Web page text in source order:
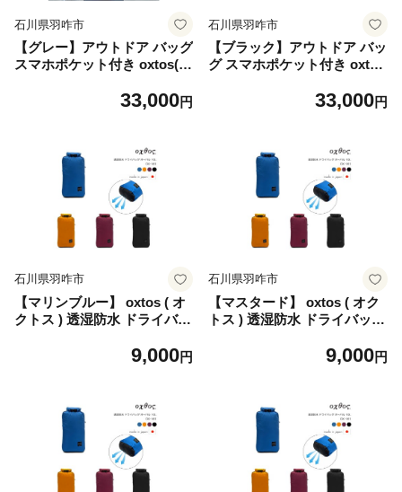
石川県羽咋市
【グレー】アウトドア バッグ
スマホポケット付き oxtos(オ
グトリップバッグ スリングバ
性用 兼用 メンズ レディース
おでかけ お出かけ トラベル
ギフト 贈り物 プレゼント 石
川 能登 羽咋 オクトス トキ
33,000円
石川県羽咋市
【ブラック】アウトドア バッ
グ スマホポケット付き oxtos
ングトリップバッグ スリング
女性用 兼用 メンズ レディー
海外 おでかけ お出かけ トラ
ベル ギフト 贈り物 プレゼン
ト 石川 能登 羽咋 オクトス
トキ 放鳥
33,000円
石川県羽咋市
【マリンブルー】 oxtos ( オ
クトス ) 透湿防水 ドライバッ
グ アウトドア かばん 鞄 アウ
け トラベル カラー マリンブ
ルー ギフト 贈り物 プレゼン
ト 石川 能登 羽咋 オクトス
トキ 放鳥
9,000円
石川県羽咋市
【マスタード】 oxtos ( オク
トス ) 透湿防水 ドライバッグ
アウトドア かばん 鞄 アウト
トラベル カラー マスタード
ギフト 贈り物 プレゼント 石
川 能登 羽咋 オクトス トキ
9,000円